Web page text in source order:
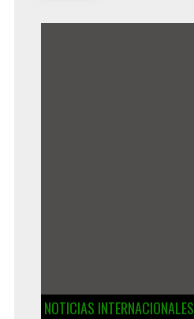
NOTICIAS INTERNACIONALES